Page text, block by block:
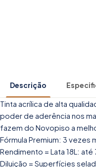
Descrição
Tinta acrílica de alta
poder de aderência nos
fazem do Novopiso a
Fórmula Premium: 3 vezes
Rendimento = Lata 18L: até
Diluição = Superfícies